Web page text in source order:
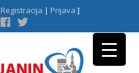
Registracija | Prijava ]